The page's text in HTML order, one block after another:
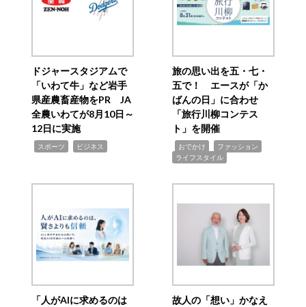
ドジャースタジアムで
「いわて牛」など岩手
県産農畜産物をPR JA
全農いわてが8月10日～
12日に実施
スポーツ ビジネス
旅の思い出を五・七・
五で！ エースが「か
ばんの日」に合わせ
「旅行川柳コンテス
ト」を開催
おでかけ ファッション
ライフスタイル
「人がAIに求めるのは
故人の「想い」かなえ